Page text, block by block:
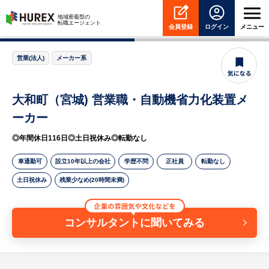
HUREX
地域密着型の
転職エージェント
会員登録 ログイン メニュー
営業(法人) メーカー系
大和町（宮城) 営業職・自動機省力化装置メ
ーカー
◎年間休日116日◎土日祝休み◎転勤なし
車通勤可 設立10年以上の会社 学歴不問 正社員 転勤なし
土日祝休み 残業少なめ(20時間未満)
コンサルタントに聞いてみる